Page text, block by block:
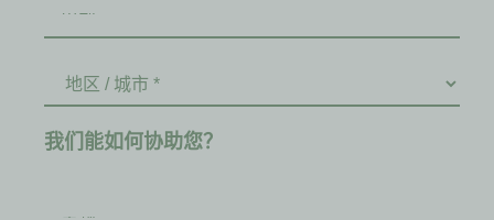
我们能如何协助您？